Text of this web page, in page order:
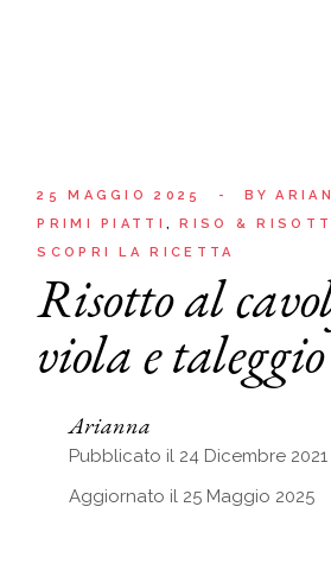
25 MAGGIO 2025 BY
PRIMI PIATTI
RISO &
SCOPRI LA RICETTA
Risotto al
viola e taleggio
Arianna
Pubblicato il 24 Dicembre 2021
Aggiornato il 25 Maggio 2025